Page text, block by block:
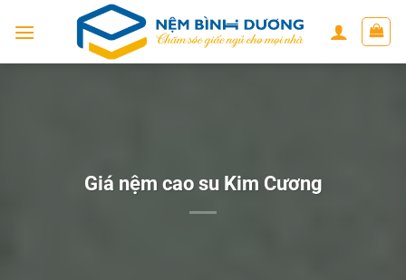
Giá nệm cao su Kim Cương